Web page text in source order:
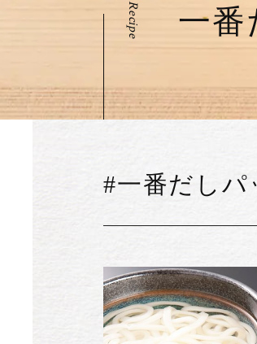
Recipe 一番
#一番だし